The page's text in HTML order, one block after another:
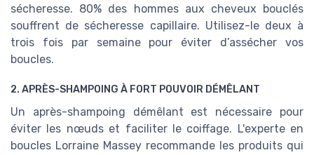
sécheresse. 80% des hommes aux cheveux bouclés
souffrent de sécheresse capillaire. Utilisez-le deux à
trois fois par semaine pour éviter d’assécher vos
boucles.
2. APRÈS-SHAMPOING À FORT POUVOIR DÉMÊLANT
Un après-shampoing démêlant est nécessaire pour
éviter les nœuds et faciliter le coiffage. L'experte en
boucles Lorraine Massey recommande les produits qui